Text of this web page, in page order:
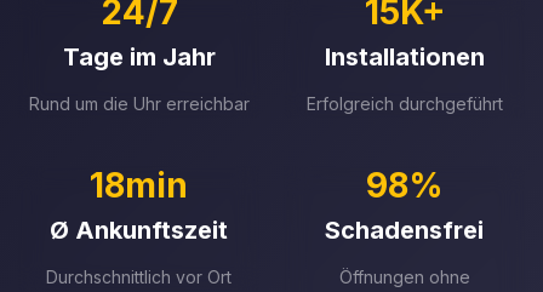
24/7
Tage im Jahr
Rund um die Uhr erreichbar
15K+
Installationen
Erfolgreich durchgeführt
18min
Ø Ankunftszeit
Durchschnittlich vor Ort
98%
Schadensfrei
Öffnungen ohne